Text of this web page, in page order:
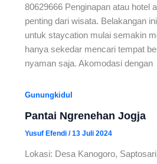
80629666 Penginapan atau hotel
penting dari wisata. Belakangan
untuk staycation mulai semakin
hanya sekedar mencari tempat
nyaman saja. Akomodasi dengan
Gunungkidul
Pantai Ngrenehan Jogja
Yusuf Efendi /13 Juli 2024
Lokasi: Desa Kanogoro,